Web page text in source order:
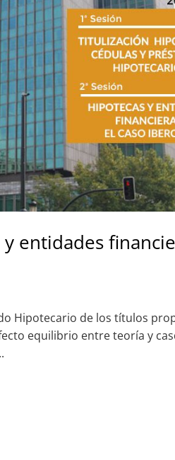
entidades
Hipotecario de los títulos
equilibrio entre teoría y